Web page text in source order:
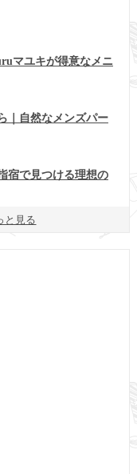
マユキが得意なメニ
｜自然なメンズパー
宿で見つける理想の
と見る